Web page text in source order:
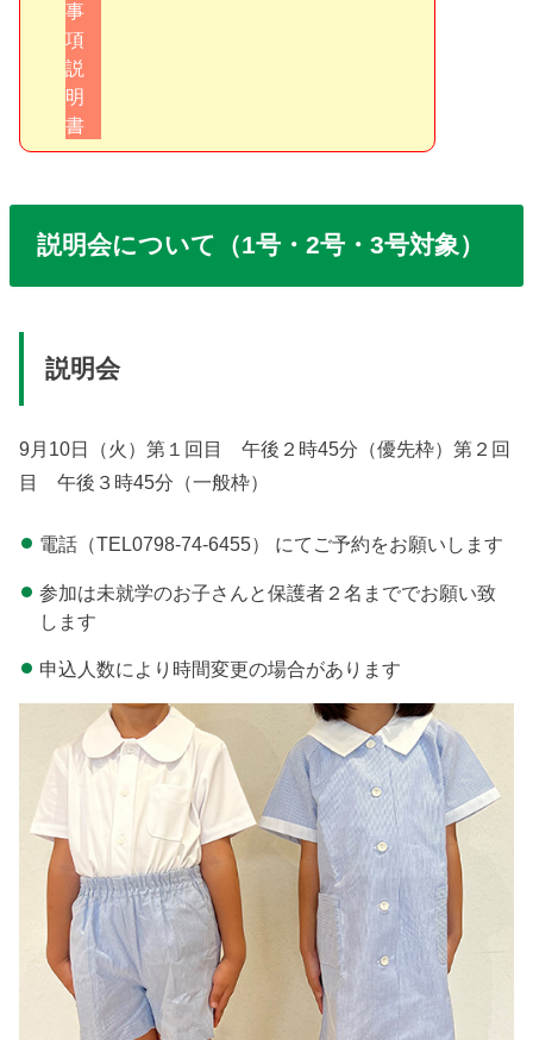
説明会について（1号・2号・3号対象）
説明会
9月10日（火）第１回目 午後２時45分（優先枠）第２回
目 午後３時45分（一般枠）
電話（TEL0798-74-6455） にてご予約をお願いします
参加は未就学のお子さんと保護者２名まででお願い致
します
申込人数により時間変更の場合があります